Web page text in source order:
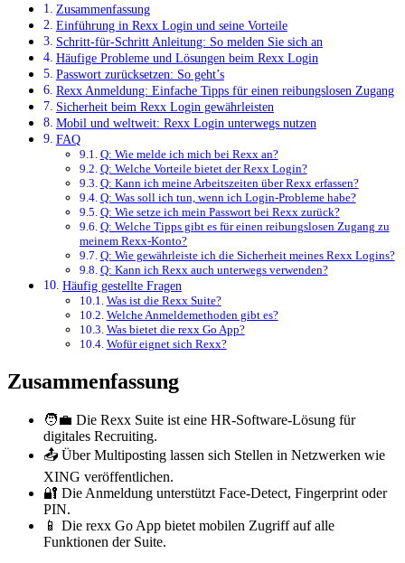
Zusammenfassung
Einführung in Rexx Login und seine Vorteile
Schritt-für-Schritt Anleitung: So melden Sie sich an
Häufige Probleme und Lösungen beim Rexx Login
Passwort zurücksetzen: So geht’s
Rexx Anmeldung: Einfache Tipps für einen reibungslosen Zugang
Sicherheit beim Rexx Login gewährleisten
Mobil und weltweit: Rexx Login unterwegs nutzen
FAQ
Q: Wie melde ich mich bei Rexx an?
Q: Welche Vorteile bietet der Rexx Login?
Q: Kann ich meine Arbeitszeiten über Rexx erfassen?
Q: Was soll ich tun, wenn ich Login-Probleme habe?
Q: Wie setze ich mein Passwort bei Rexx zurück?
Q: Welche Tipps gibt es für einen reibungslosen Zugang zu
meinem Rexx-Konto?
Q: Wie gewährleiste ich die Sicherheit meines Rexx Logins?
Q: Kann ich Rexx auch unterwegs verwenden?
Häufig gestellte Fragen
Was ist die Rexx Suite?
Welche Anmeldemethoden gibt es?
Was bietet die rexx Go App?
Wofür eignet sich Rexx?
Zusammenfassung
🧑‍💼 Die Rexx Suite ist eine HR-Software-Lösung für
digitales Recruiting.
📤 Über Multiposting lassen sich Stellen in Netzwerken wie
XING veröffentlichen.
🔐 Die Anmeldung unterstützt Face-Detect, Fingerprint oder
PIN.
📱 Die rexx Go App bietet mobilen Zugriff auf alle
Funktionen der Suite.